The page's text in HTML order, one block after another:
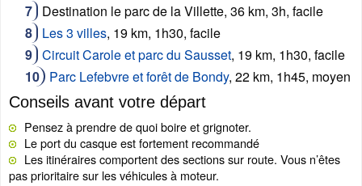
Destination le parc de la Villette, 36 km, 3h, facile
Les 3 villes, 19 km, 1h30, facile
Circuit Carole et parc du Sausset, 19 km, 1h30, facile
Parc Lefebvre et forêt de Bondy, 22 km, 1h45, moyen
Conseils avant votre départ
Pensez à prendre de quoi boire et grignoter.
Le port du casque est fortement recommandé
Les itinéraires comportent des sections sur route. Vous n’êtes
pas prioritaire sur les véhicules à moteur.